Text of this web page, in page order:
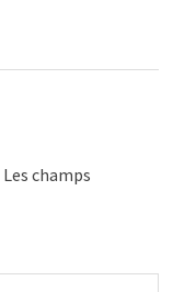
Les champs